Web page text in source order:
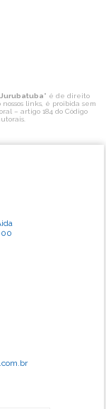
" é de direito
links, é proibida sem
– artigo 184 do Código